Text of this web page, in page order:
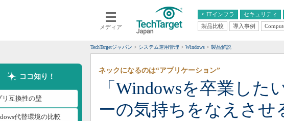
メディア
ITインフラ
クラウド
スマートモバイル
ネットワーク
システム運用管理
セキュリティ
エンタープライズAI
ERP
CX
情報系システム
経営
製品比較 導入事例
TechTargetジャパン システム運用管理 Windows 製品解説
ココ知り！
リ互換性の壁
代替環境の比較
「Windowsを卒業し
ーの気持ちをなえさせ
ネックになるのは“アプリケーション”